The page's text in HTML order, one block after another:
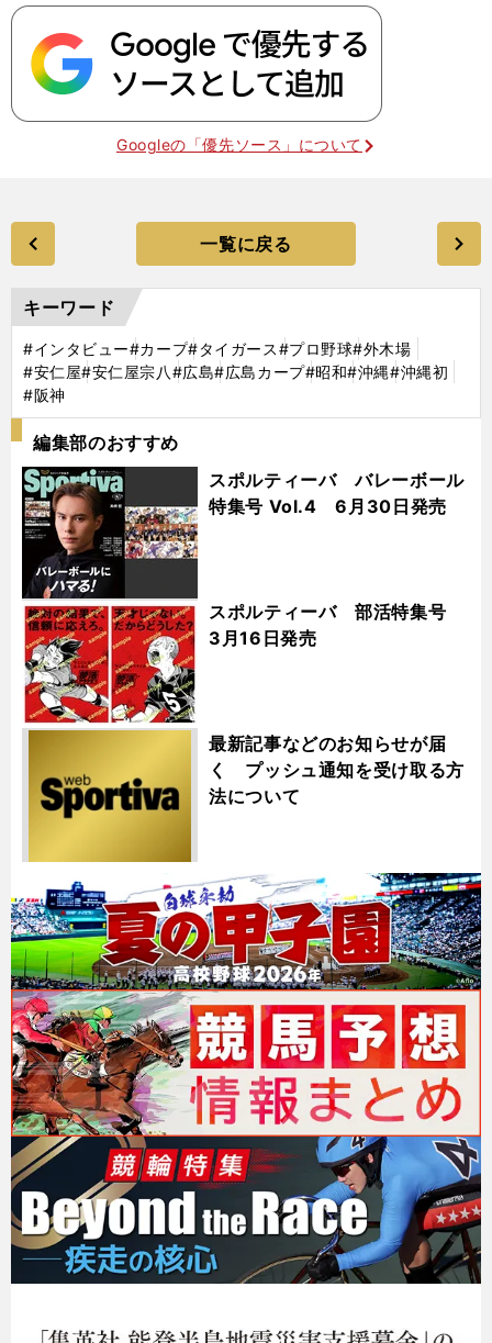
Googleの「優先ソース」について
一覧に戻る
キーワード
#インタビュー#カープ#タイガース#プロ野球#外木場
#安仁屋#安仁屋宗八#広島#広島カープ#昭和#沖縄#沖縄初
#阪神
編集部のおすすめ
スポルティーバ バレーボール
特集号 Vol.4 6月30日発売
スポルティーバ 部活特集号
3月16日発売
最新記事などのお知らせが届
く プッシュ通知を受け取る方
法について